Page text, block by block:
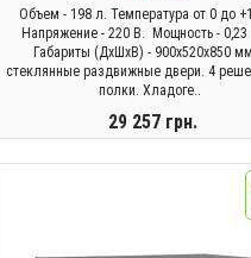
Объем - 198 л. Температура от 0 до
Напряжение - 220 В. Мощность - 0,23
Габариты (ДхШхВ) - 900х520х850
стеклянные раздвижные двери. 4
полки. Хладоге..
29 257 грн.